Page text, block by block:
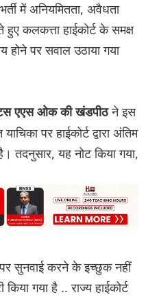
में अनियमितता, अवैधता
कलकत्ता हाईकोर्ट के समक्ष
होने पर सवाल उठाया गया
एएस ओक की खंडपीठने इस
पर हाईकोर्ट द्वारा अंतिम
तदनुसार, यह नोट किया गया,
सुनवाई करने के इच्छुक नहीं
गया है .. राज्य हाईकोर्ट